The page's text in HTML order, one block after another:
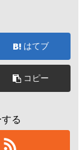
はてブ
コピー
る